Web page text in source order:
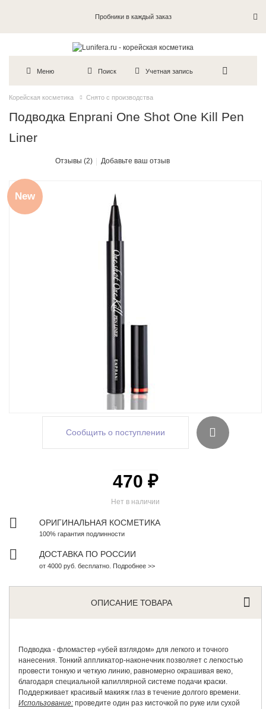
Пробники в каждый заказ
Меню Поиск Учетная запись
Корейская косметика Снято с производства
Подводка Enprani One Shot One Kill Pen
Liner
Отзывы (2) Добавьте ваш отзыв
New
Сообщить о поступлении
Нет в наличии
470 ₽
ОРИГИНАЛЬНАЯ КОСМЕТИКА
100% гарантия подлинности
ДОСТАВКА ПО РОССИИ
от 4000 руб. бесплатно. Подробнее >>
ОПИСАНИЕ ТОВАРА
Подводка - фломастер «убей взглядом» для легкого и точного
нанесения. Тонкий аппликатор-наконечник позволяет с легкостью
провести тонкую и четкую линию, равномерно окрашивая веко,
благодаря специальной капиллярной системе подачи краски.
Поддерживает красивый макияж глаз в течение долгого времени.
Использование: проведите один раз кисточкой по руке или сухой